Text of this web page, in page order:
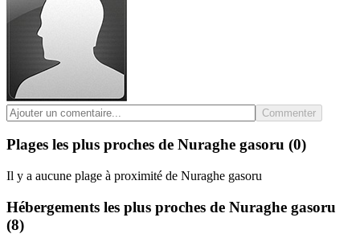
Commenter
Plages les plus proches de Nuraghe gasoru (0)
Il y a aucune plage à proximité de Nuraghe gasoru
Hébergements les plus proches de Nuraghe gasoru
(8)